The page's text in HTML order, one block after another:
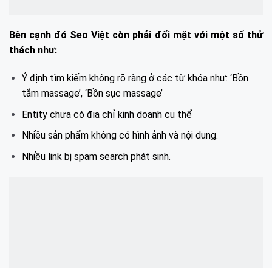
Bên cạnh đó Seo Việt còn phải đối mặt với một số thử
thách như:
Ý định tìm kiếm không rõ ràng ở các từ khóa như: ‘Bồn
tắm massage’, ‘Bồn sục massage’
Entity chưa có địa chỉ kinh doanh cụ thể
Nhiều sản phẩm không có hình ảnh và nội dung.
Nhiều link bị spam search phát sinh.